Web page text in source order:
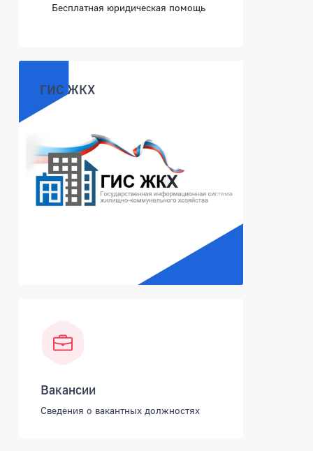
Бесплатная юридическая помощь
ГИС ЖКХ
Вакансии
Сведения о вакантных должностях